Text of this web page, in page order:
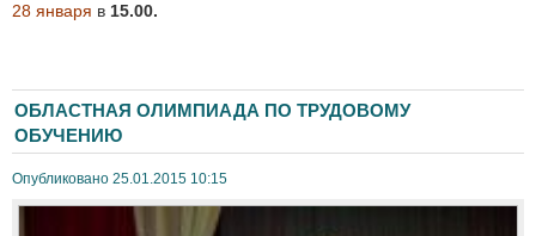
28 января в 15.00.
ОБЛАСТНАЯ ОЛИМПИАДА ПО ТРУДОВОМУ
ОБУЧЕНИЮ
Опубликовано 25.01.2015 10:15